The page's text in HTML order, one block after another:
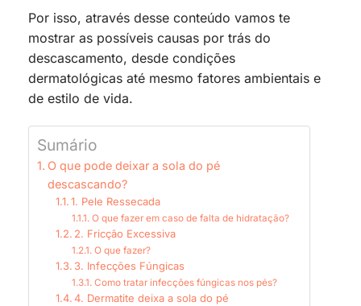
Por isso, através desse conteúdo vamos te
mostrar as possíveis causas por trás do
descascamento, desde condições
dermatológicas até mesmo fatores ambientais e
de estilo de vida.
Sumário
O que pode deixar a sola do pé
descascando?
1. Pele Ressecada
O que fazer em caso de falta de hidratação?
2. Fricção Excessiva
O que fazer?
3. Infecções Fúngicas
Como tratar infecções fúngicas nos pés?
4. Dermatite deixa a sola do pé